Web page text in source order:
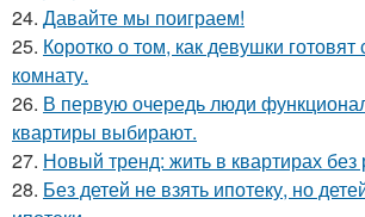
24. Давайте мы поиграем!
25. Коротко о том, как девушки
комнату.
26. В первую очередь люди
квартиры выбирают.
27. Новый тренд: жить в квартирах без
28. Без детей не взять ипотеку, но